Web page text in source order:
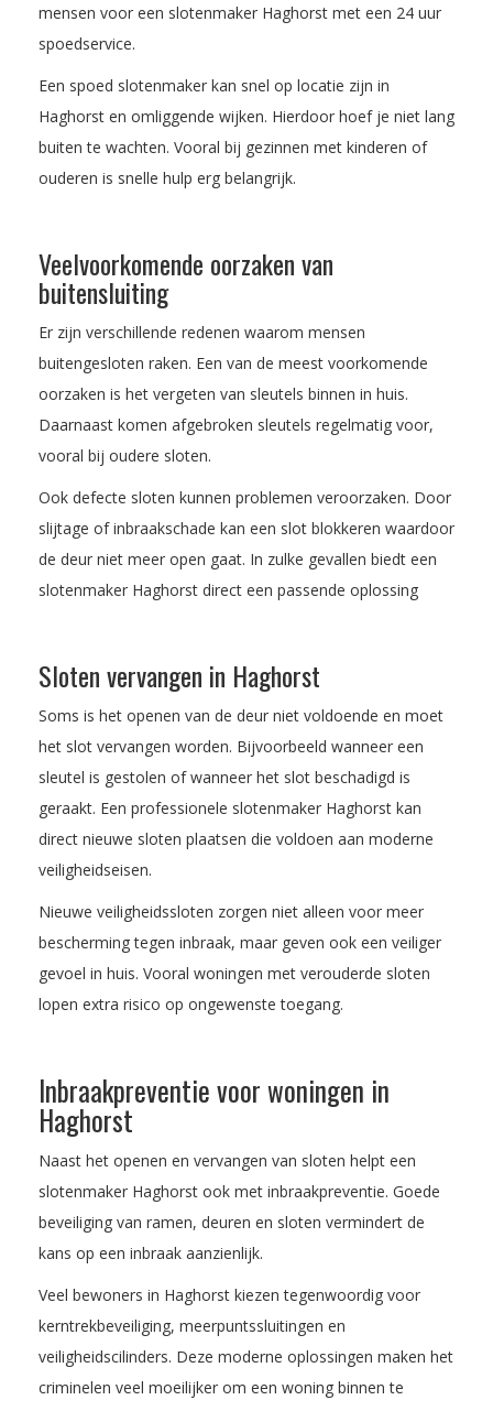
mensen voor een slotenmaker Haghorst met een 24 uur
spoedservice.
Een spoed slotenmaker kan snel op locatie zijn in
Haghorst en omliggende wijken. Hierdoor hoef je niet lang
buiten te wachten. Vooral bij gezinnen met kinderen of
ouderen is snelle hulp erg belangrijk.
Veelvoorkomende oorzaken van
buitensluiting
Er zijn verschillende redenen waarom mensen
buitengesloten raken. Een van de meest voorkomende
oorzaken is het vergeten van sleutels binnen in huis.
Daarnaast komen afgebroken sleutels regelmatig voor,
vooral bij oudere sloten.
Ook defecte sloten kunnen problemen veroorzaken. Door
slijtage of inbraakschade kan een slot blokkeren waardoor
de deur niet meer open gaat. In zulke gevallen biedt een
slotenmaker Haghorst direct een passende oplossing
Sloten vervangen in Haghorst
Soms is het openen van de deur niet voldoende en moet
het slot vervangen worden. Bijvoorbeeld wanneer een
sleutel is gestolen of wanneer het slot beschadigd is
geraakt. Een professionele slotenmaker Haghorst kan
direct nieuwe sloten plaatsen die voldoen aan moderne
veiligheidseisen.
Nieuwe veiligheidssloten zorgen niet alleen voor meer
bescherming tegen inbraak, maar geven ook een veiliger
gevoel in huis. Vooral woningen met verouderde sloten
lopen extra risico op ongewenste toegang.
Inbraakpreventie voor woningen in
Haghorst
Naast het openen en vervangen van sloten helpt een
slotenmaker Haghorst ook met inbraakpreventie. Goede
beveiliging van ramen, deuren en sloten vermindert de
kans op een inbraak aanzienlijk.
Veel bewoners in Haghorst kiezen tegenwoordig voor
kerntrekbeveiliging, meerpuntssluitingen en
veiligheidscilinders. Deze moderne oplossingen maken het
criminelen veel moeilijker om een woning binnen te